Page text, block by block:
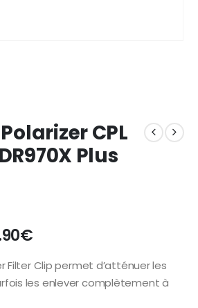
CPL
Plus
€Plage
prix :
25.90€
Filter Clip permet d’atténuer les
les enlever complètement à